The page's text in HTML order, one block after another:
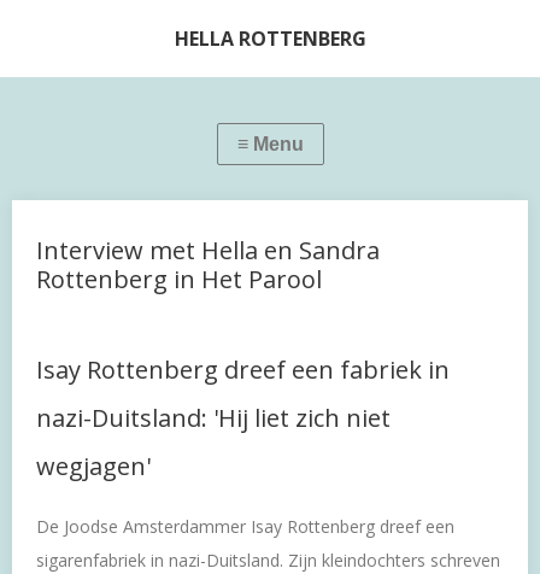
HELLA ROTTENBERG
Interview met Hella en Sandra
Rottenberg in Het Parool
Isay Rottenberg dreef een fabriek in
nazi-Duitsland: 'Hij liet zich niet
wegjagen'
De Joodse Amsterdammer Isay Rottenberg dreef een
sigarenfabriek in nazi-Duitsland. Zijn kleindochters schreven